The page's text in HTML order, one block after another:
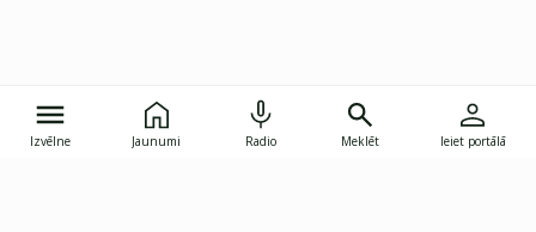
Izvēlne Jaunumi Radio Meklēt Ieiet portālā